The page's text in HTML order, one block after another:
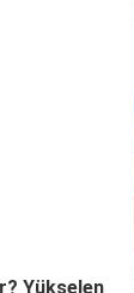
Yükselen